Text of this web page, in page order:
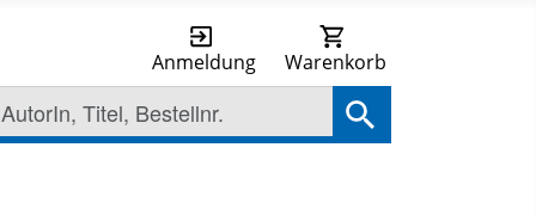
Anmeldung Warenkorb